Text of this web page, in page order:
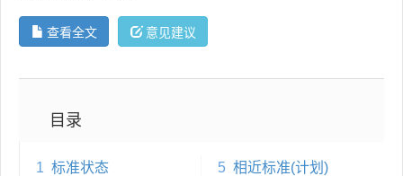
查看全文 意见建议
目录
1 标准状态
5 相近标准(计划)